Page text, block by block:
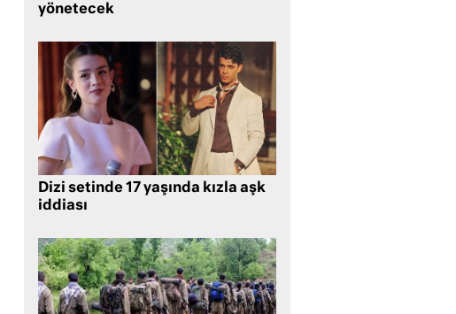
yönetecek
Dizi setinde 17 yaşında kızla aşk
iddiası